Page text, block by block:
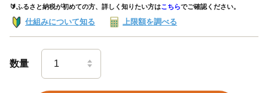
🔰ふるさと納税が初めての方、詳しく知りたい方はこちらでご確認ください。
仕組みについて知る 上限額を調べる
数量